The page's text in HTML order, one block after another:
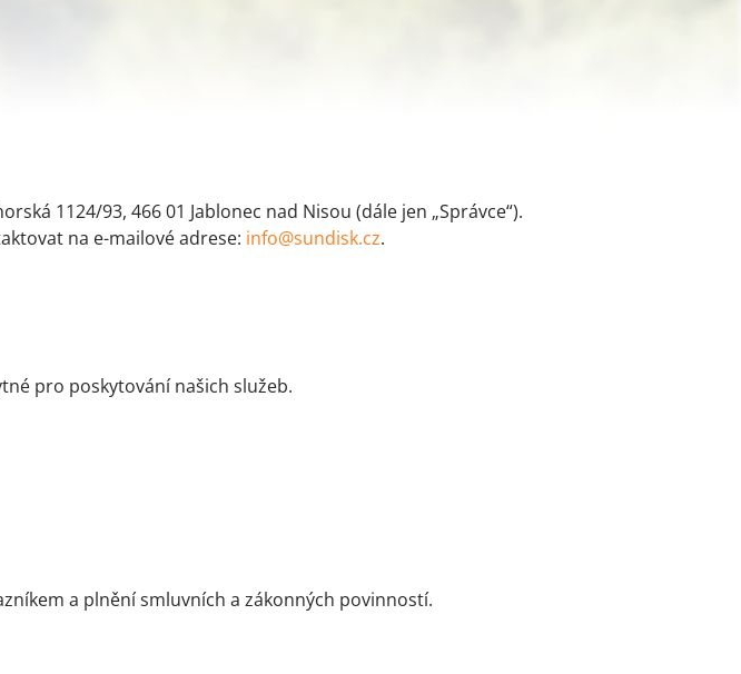
1124/93, 466 01 Jablonec nad Nisou (dále jen „Správce“).
na e-mailové adrese: info@sundisk.cz.
pro poskytování našich služeb.
a plnění smluvních a zákonných povinností.